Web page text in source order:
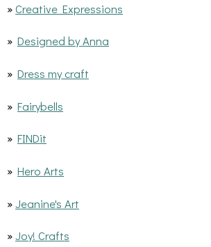
»Creative Expressions
» Designed by Anna
» Dress my craft
» Fairybells
» FINDit
» Hero Arts
»Jeanine's Art
»Joy! Crafts